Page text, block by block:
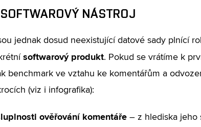
NÁSTROJ
jednak dosud neexistující datové sady plnící
softwarový produkt. Pokud se vrátíme k
benchmark ve vztahu ke komentářům a
(viz i infografika):
ověřování komentáře – z hlediska jeho